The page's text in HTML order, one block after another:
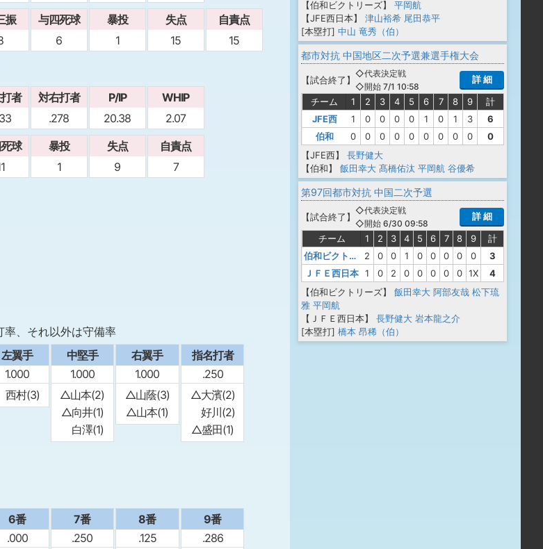
振
与四死球
6
暴投
1
失点
15
自責点
15
者
対右打者
.278
P/IP
20.38
WHIP
2.07
球
暴投
1
失点
9
自責点
7
率、それ以外は守備率
左翼手
1.000
西村(3)
中堅手
1.000
△山本(2)
△向井(1)
白澤(1)
右翼手
1.000
△山蔭(3)
△山本(1)
指名打者
.250
△大濱(2)
好川(2)
△盛田(1)
6番
.000
7番
.250
8番
.125
9番
.286
【伯和ビクトリーズ】
平岡航
【JFE西日本】
津山裕希 尾田恭平
[本塁打] 中山 竜秀（伯）
都市対抗 中国地区二次予選兼選手権大会
【試合終了 】
◇代表決定戦
◇開始 7/1 10:58
詳 細
チーム 1 2 3 4 5 6 7 8 9
計
JFE西
1 0 0 0 0 1 0 1 3
6
伯和
0 0 0 0 0 0 0 0 0
0
【JFE西】
長野健大
【伯和】
飯田幸大 髙橋佑汰 平岡航 谷優希
第97回都市対抗 中国二次予選
【試合終了 】
◇代表決定戦
◇開始 6/30 09:58
詳 細
チーム 1 2 3 4 5 6 7 8 9
計
伯和ビクトリーズ
2 0 0 1 0 0 0 0 0
3
ＪＦＥ西日本 1 0 2 0 0 0 0 0 1X
4
【伯和ビクトリーズ】
飯田幸大 阿部友哉 松下琉
雅 平岡航
【ＪＦＥ西日本】
長野健大 岩本龍之介
[本塁打] 橋本 昂稀（伯）